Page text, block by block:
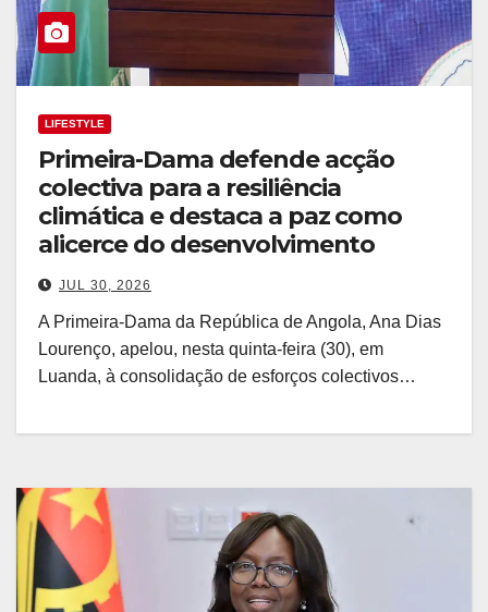
LIFESTYLE
Primeira-Dama defende acção
colectiva para a resiliência
climática e destaca a paz como
alicerce do desenvolvimento
JUL 30, 2026
A Primeira-Dama da República de Angola, Ana Dias
Lourenço, apelou, nesta quinta-feira (30), em
Luanda, à consolidação de esforços colectivos…